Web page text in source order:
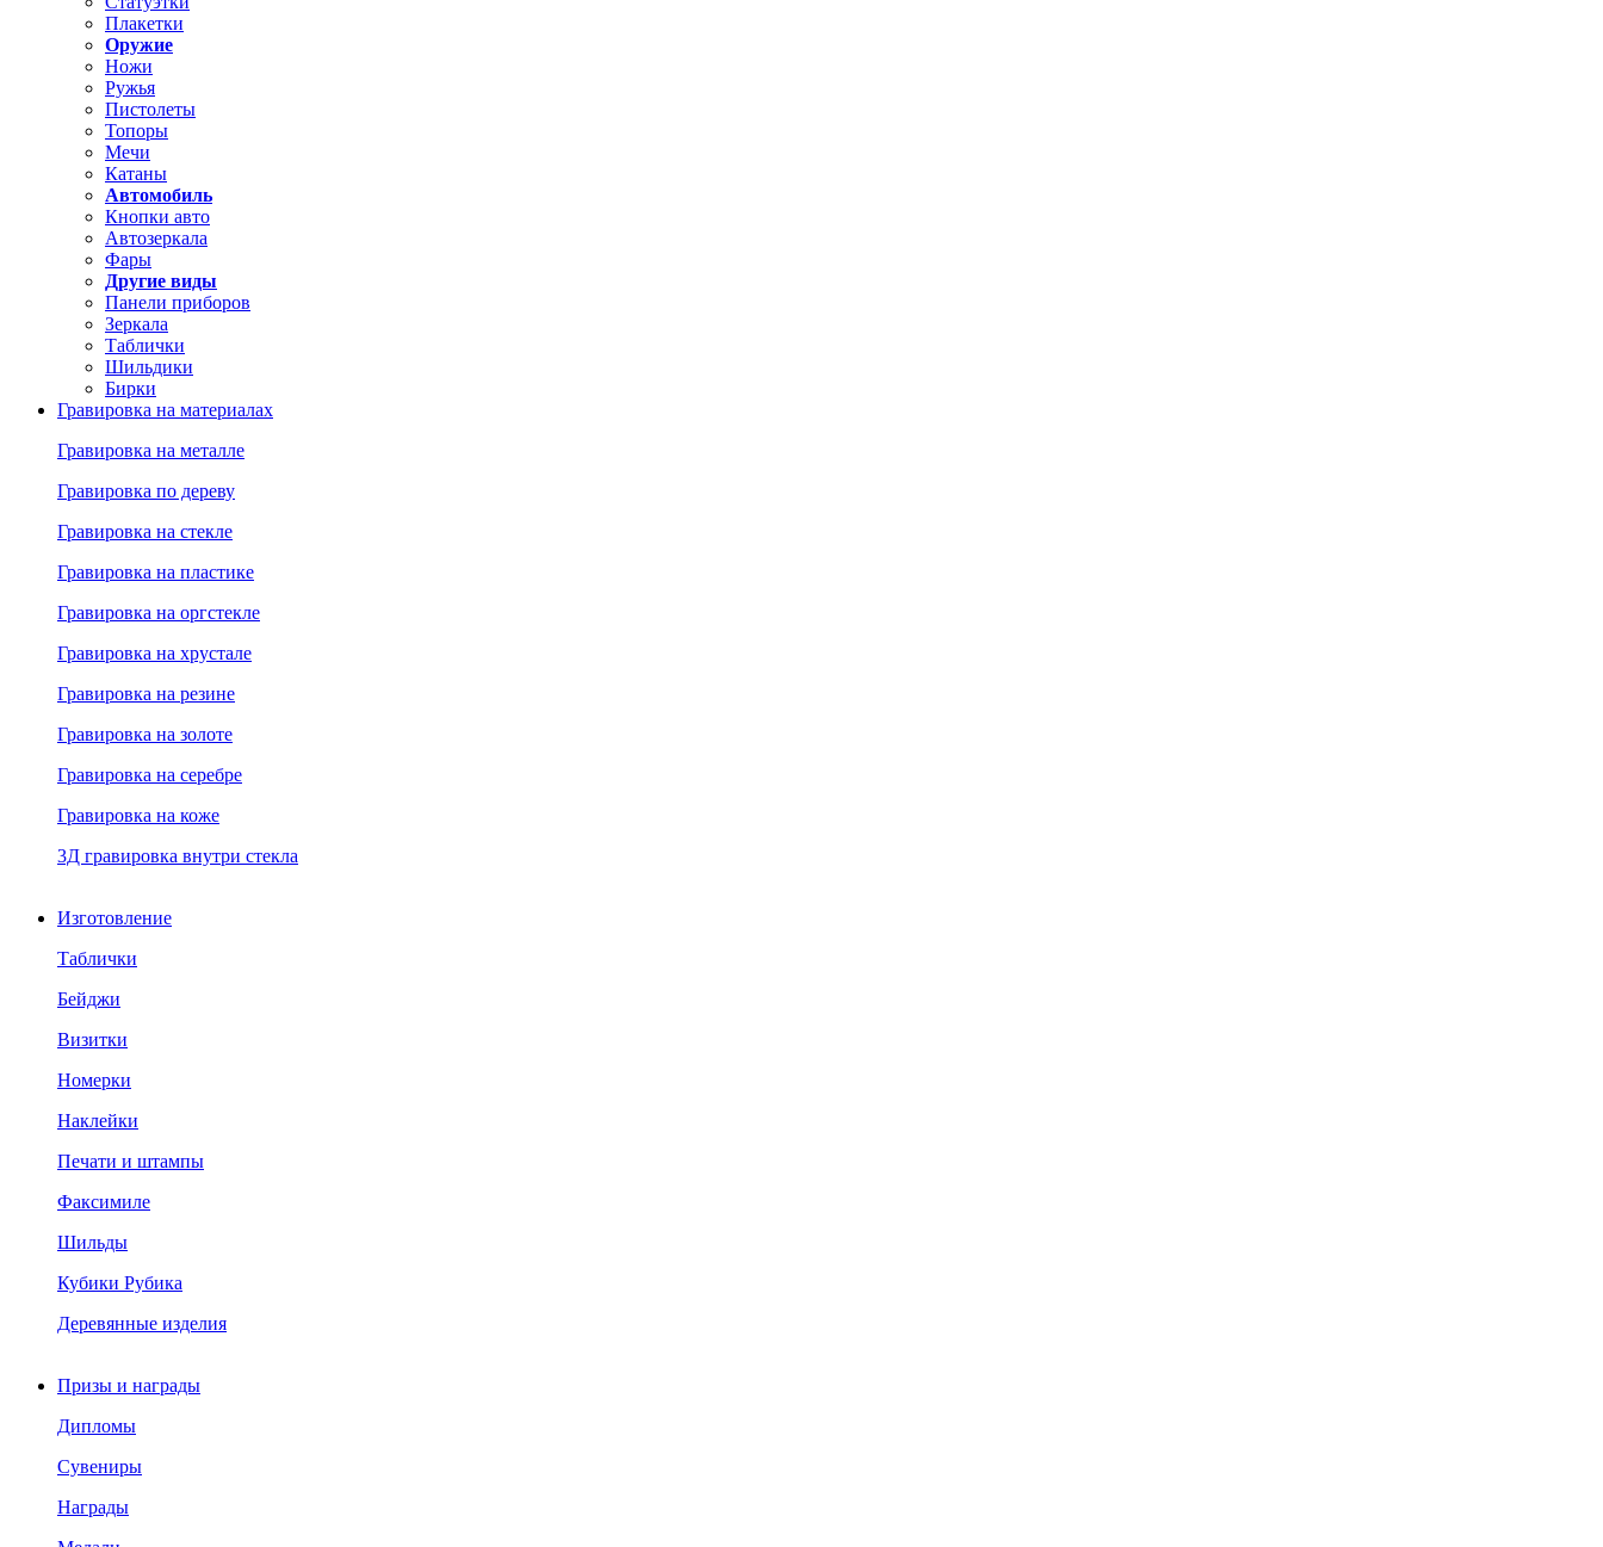
Плакетки
Оружие
Ножи
Ружья
Пистолеты
Топоры
Мечи
Катаны
Автомобиль
Кнопки авто
Автозеркала
Фары
Другие виды
Панели приборов
Зеркала
Таблички
Шильдики
Бирки
Гравировка на материалах
Гравировка на металле
Гравировка по дереву
Гравировка на стекле
Гравировка на пластике
Гравировка на оргстекле
Гравировка на хрустале
Гравировка на резине
Гравировка на золоте
Гравировка на серебре
Гравировка на коже
3Д гравировка внутри стекла
Изготовление
Таблички
Бейджи
Визитки
Номерки
Наклейки
Печати и штампы
Факсимиле
Шильды
Кубики Рубика
Деревянные изделия
Призы и награды
Дипломы
Сувениры
Награды